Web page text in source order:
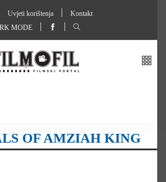
Uvjeti korištenja
Kontakt
MODE
OF AMZIAH KING